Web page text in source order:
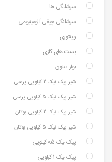
سرشلنگی ها
سرشلنگی چپقی آلومینیومی
وینتوری
بست های گازی
نوار تفلون
شیر پیک نیک 2 کیلویی پرسی
شیر پیک نیک 5 کیلویی پرسی
شیر پیک نیک 2 کیلویی بوتان
شیر پیک نیک 5 کیلویی بوتان
پیک نیک 0.5 کیلویی
پیک نیک 1 کیلویی